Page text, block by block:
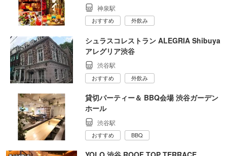
神泉駅
おすすめ 外飲み
シュラスコレストラン ALEGRIA Shibuya
アレグリア渋谷
渋谷駅
おすすめ 外飲み
貸切パーティー＆ BBQ会場 渋谷ガーデン
ホール
渋谷駅
おすすめ BBQ